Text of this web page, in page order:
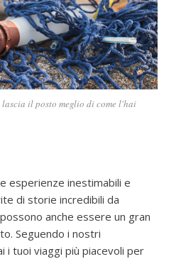
il posto meglio di come l'hai
esperienze inestimabili e
di storie incredibili da
anche essere un gran
Seguendo i nostri
i tuoi viaggi più piacevoli per